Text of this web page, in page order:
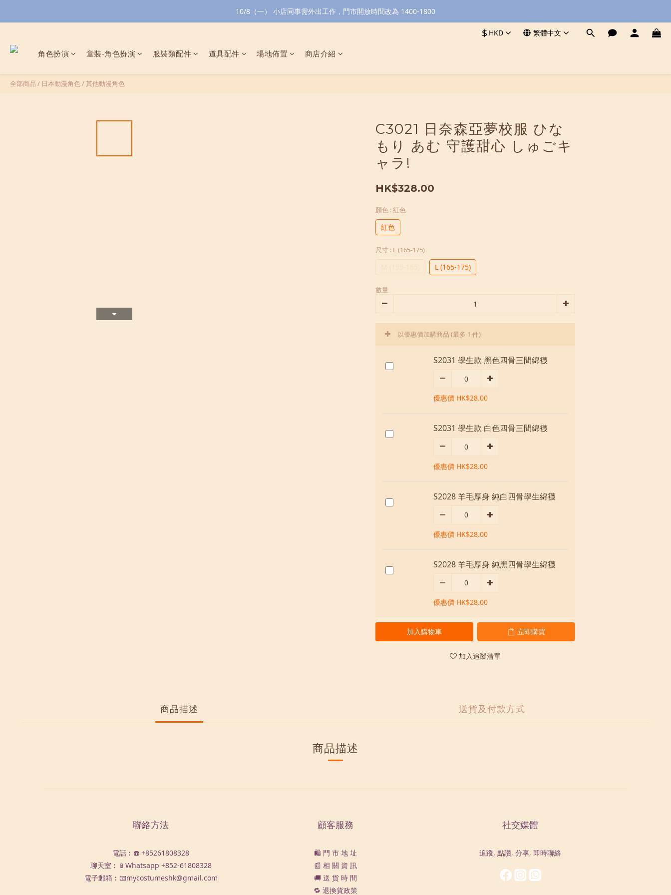
10/8（一） 小店同事需外出工作，門市開放時間改為 1400-1800
$ HKD 繁體中文
角色扮演 童裝-角色扮演 服裝類配件 道具配件 場地佈置 商店介紹
全部商品 / 日本動漫角色/其他動漫角色
C3021 日奈森亞夢校服 ひな
もり あむ 守護甜心 しゅごキ
ャラ!
HK$328.00
顏色 : 紅色
紅色
尺寸 : L (165-175)
M (155-165) L (165-175)
數量
以優惠價加購商品 (最多 1 件)
S2031 學生款 黑色四骨三間綿襪
優惠價 HK$28.00
S2031 學生款 白色四骨三間綿襪
優惠價 HK$28.00
S2028 羊毛厚身 純白四骨學生綿襪
優惠價 HK$28.00
S2028 羊毛厚身 純黑四骨學生綿襪
優惠價 HK$28.00
加入購物車 立即購買
加入追蹤清單
商品描述 送貨及付款方式
商品描述
聯絡方法
電話︰☎️ +85261808328
聊天室︰📱Whatsapp +852-61808328
電子郵箱︰📧mycostumeshk@gmail.com
顧客服務
🛍️ 門 市 地 址
📰 相 關 資 訊
🚚 送 貨 時 間
🔁 退換貨政策
社交媒體
追蹤, 點讚, 分享, 即時聯絡